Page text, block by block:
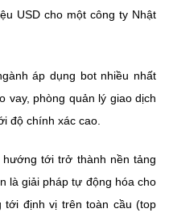
USD cho một công ty Nhật
áp dụng bot nhiều nhất
vay, phòng quản lý giao dịch
độ chính xác cao.
tới trở thành nền tảng
là giải pháp tự động hóa cho
tới định vị trên toàn cầu (top